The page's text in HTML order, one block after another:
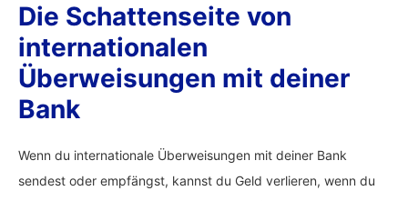
Die Schattenseite von
internationalen
Überweisungen mit deiner
Bank
Wenn du internationale Überweisungen mit deiner Bank
sendest oder empfängst, kannst du Geld verlieren, wenn du